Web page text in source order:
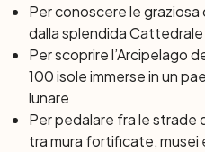
Per conoscere le
dalla splendida Cattedrale
Per scoprire l’Arcipelago
100 isole immerse in un
lunare
Per pedalare fra le strade
tra mura fortificate, musei